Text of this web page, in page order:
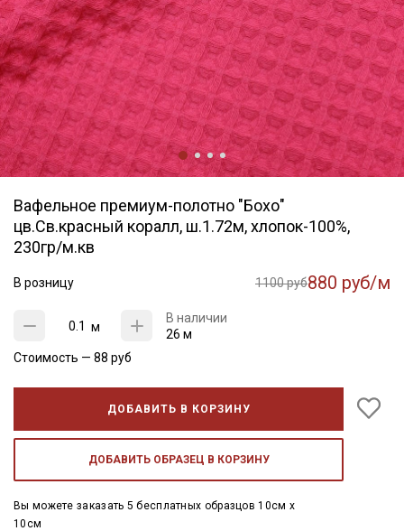
Вафельное премиум-полотно "Бохо"
цв.Св.красный коралл, ш.1.72м, хлопок-100%,
230гр/м.кв
В розницу 1100 руб880 руб/м
м
В наличии
26 м
Стоимость — 88 руб
ДОБАВИТЬ В КОРЗИНУ
ДОБАВИТЬ ОБРАЗЕЦ В КОРЗИНУ
Вы можете заказать 5 бесплатных образцов 10см x
10см